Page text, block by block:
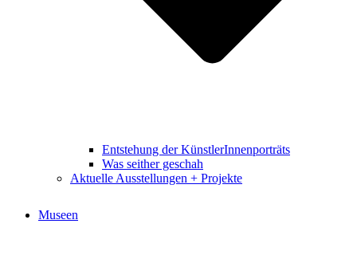
Entstehung der KünstlerInnenporträts
Was seither geschah
Aktuelle Ausstellungen + Projekte
Museen